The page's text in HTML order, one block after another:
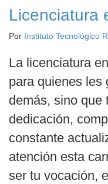
Licenciatura
Por Instituto Tecnológico
La licenciatura
para quienes les
demás, sino que
dedicación,
constante
atención esta
ser tu vocación,